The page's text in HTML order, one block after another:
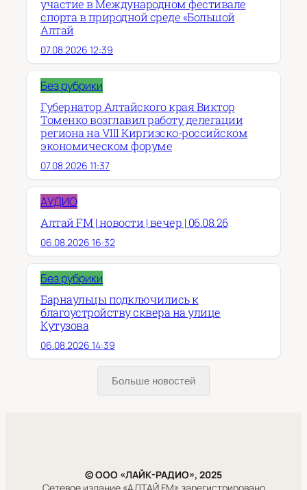
участие в Международном фестивале
спорта в природной среде «Большой
Алтай
07.08.2026 12:39
Без рубрики
Губернатор Алтайского края Виктор
Томенко возглавил работу делегации
региона на VIII Киргизско-российском
экономическом форуме
07.08.2026 11:37
АУДИО
Алтай FM | новости | вечер | 06.08.26
06.08.2026 16:32
Без рубрики
Барнаульцы подключились к
благоустройству сквера на улице
Кутузова
06.08.2026 14:39
Больше новостей
© ООО «ЛАЙК-РАДИО», 2025